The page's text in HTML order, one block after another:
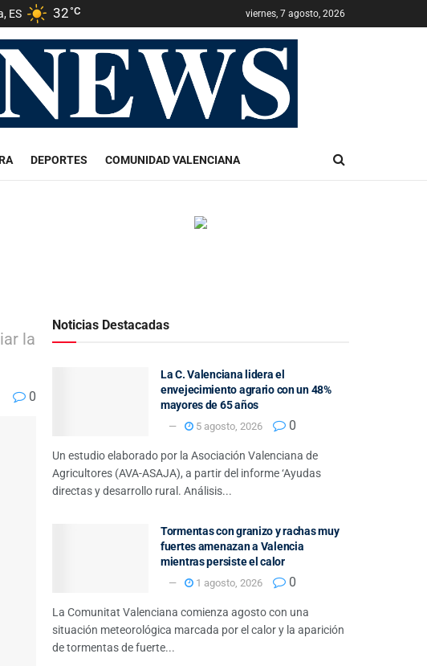
ES 32°C viernes, 7 agosto, 2026
DEPORTES COMUNIDAD VALENCIANA
la
0
Noticias Destacadas
La C. Valenciana lidera el
envejecimiento agrario con un 48%
mayores de 65 años
5 agosto, 2026 0
Un estudio elaborado por la Asociación Valenciana de
Agricultores (AVA-ASAJA), a partir del informe ‘Ayudas
directas y desarrollo rural. Análisis...
Tormentas con granizo y rachas muy
fuertes amenazan a Valencia
mientras persiste el calor
1 agosto, 2026 0
La Comunitat Valenciana comienza agosto con una
situación meteorológica marcada por el calor y la aparición
de tormentas de fuerte...